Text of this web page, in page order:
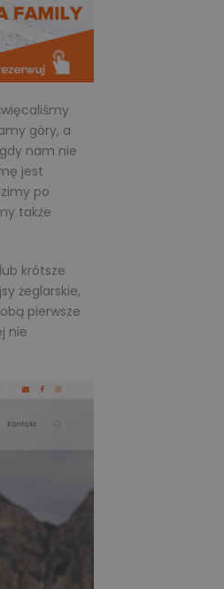
góry, a
nam nie
jest
po
także
krótsze
żeglarskie,
pierwsze
nie